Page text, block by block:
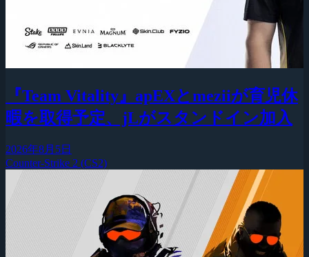
『Team Vitality』apEXとmeziiが育児休
暇を取得予定、jLがスタンドイン加入
2026年8月5日
Counter-Strike 2 (CS2)